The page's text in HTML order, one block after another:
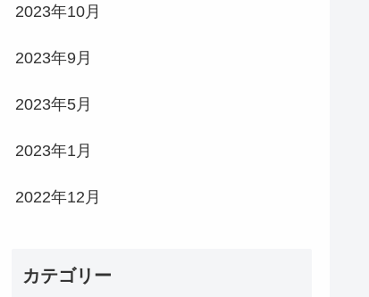
2023年10月
2023年9月
2023年5月
2023年1月
2022年12月
カテゴリー